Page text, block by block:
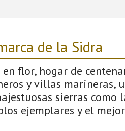
de la Sidra
flor, hogar de
y villas marineras,
sierras como
ejemplares y el